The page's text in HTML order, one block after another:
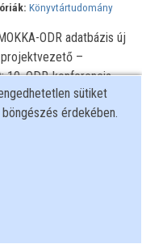
Könyvtártudomány
ODR adatbázis új
projektvezető –
10. ODR-konferencia -
11.
sütiket
érdekében.